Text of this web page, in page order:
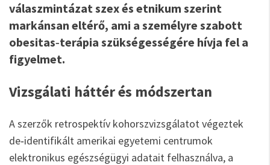
válaszmintázat szex és etnikum szerint
markánsan eltérő, ami a személyre szabott
obesitas‑terápia szükségességére hívja fel a
figyelmet.
Vizsgálati háttér és módszertan
A szerzők retrospektív kohorszvizsgálatot végeztek
de‑identifikált amerikai egyetemi centrumok
elektronikus egészségügyi adatait felhasználva, a